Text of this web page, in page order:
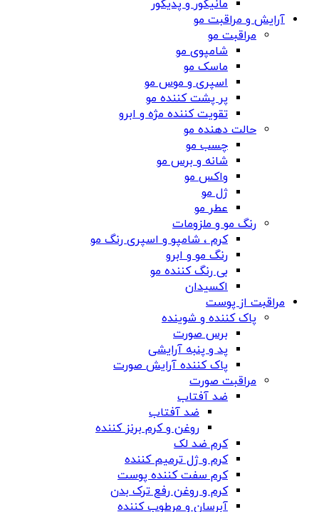
مانیکور و پدیکور
آرایش و مراقبت مو
مراقبت مو
شامپوی مو
ماسک مو
اسپری و موس مو
پر پشت کننده مو
تقویت کننده مژه و ابرو
حالت دهنده مو
چسب مو
شانه‌ و برس مو
واکس مو
ژل مو
عطر مو
رنگ مو و ملزومات
کرم ، شامپو و اسپری رنگ مو
رنگ مو و ابرو
بی رنگ کننده مو
اکسیدان
مراقبت از پوست
پاک کننده و شوینده
برس صورت
پد و پنبه آرایشی
پاک کننده آرایش صورت
مراقبت صورت
ضد آفتاب
ضد آفتاب
روغن و کرم برنز کننده
کرم ضد لک
کرم و ژل ترمیم کننده
کرم سفت کننده پوست
کرم و روغن رفع ترک بدن
آبرسان و مرطوب کننده